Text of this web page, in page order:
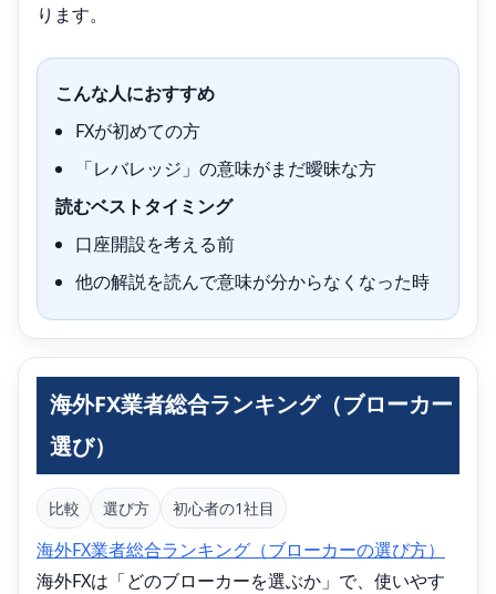
ります。
こんな人におすすめ
FXが初めての方
「レバレッジ」の意味がまだ曖昧な方
読むベストタイミング
口座開設を考える前
他の解説を読んで意味が分からなくなった時
海外FX業者総合ランキング（ブローカー
選び）
比較 選び方 初心者の1社目
海外FX業者総合ランキング（ブローカーの選び方）
海外FXは「どのブローカーを選ぶか」で、使いやす